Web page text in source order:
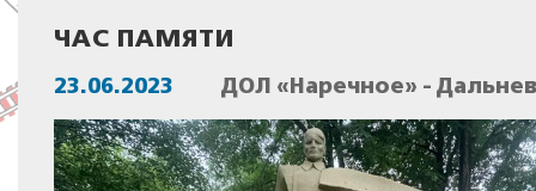
ЧАС ПАМЯТИ
23.06.2023 ДОЛ «Наречное» -